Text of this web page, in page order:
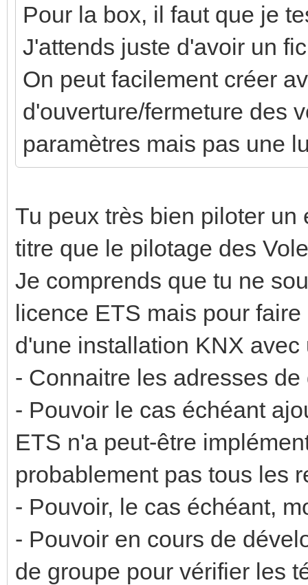
Pour la box, il faut que je
J'attends juste d'avoir un
On peut facilement créer
d'ouverture/fermeture des
paramètres mais pas une
Tu peux très bien piloter
titre que le pilotage des
Je comprends que tu ne
licence ETS mais pour
d'une installation KNX
- Connaitre les adresses
- Pouvoir le cas échéant
ETS n'a peut-être
probablement pas tous les
- Pouvoir, le cas échéant,
- Pouvoir en cours de
de groupe pour vérifier les